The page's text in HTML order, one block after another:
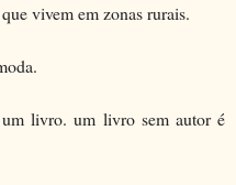
vivem em zonas rurais.
um livro. um livro sem autor é